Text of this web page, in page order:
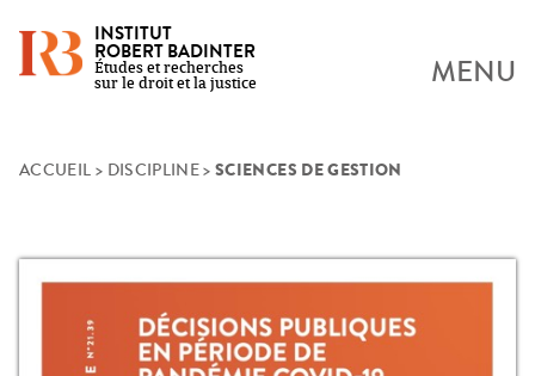
Skip
INSTITUT
ROBERT BADINTER
Études et recherches
sur le droit et la justice
MENU
ACCUEIL > DISCIPLINE>SCIENCES DE GESTION